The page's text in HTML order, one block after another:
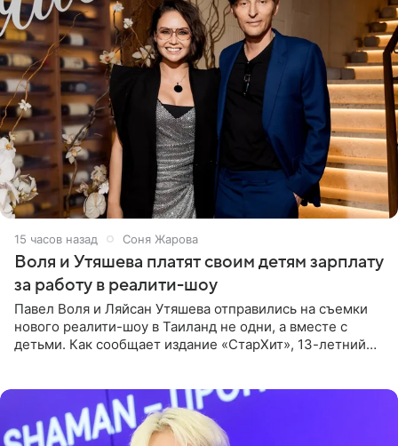
15 часов назад Соня Жарова
Воля и Утяшева платят своим детям зарплату
за работу в реалити-шоу
Павел Воля и Ляйсан Утяшева отправились на съемки
нового реалити-шоу в Таиланд не одни, а вместе с
детьми. Как сообщает издание «СтарХит», 13-летний